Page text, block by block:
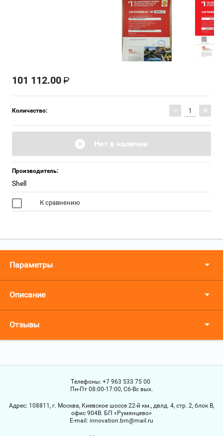
101 112.00
Количество: − +
Нет в наличии
Производитель:
Shell
К сравнению
Параметры
Описание
Отзывы
Телефоны: +7 963 533 75 00
Пн-Пт 08:00-17:00, Сб-Вс вых.
Адрес: 108811, г. Москва, Киевское шоссе 22-й км., двлд. 4, стр. 2, блок В,
офис 904В. БП «Румянцево»
Е-mail: innovation.brn@mail.ru